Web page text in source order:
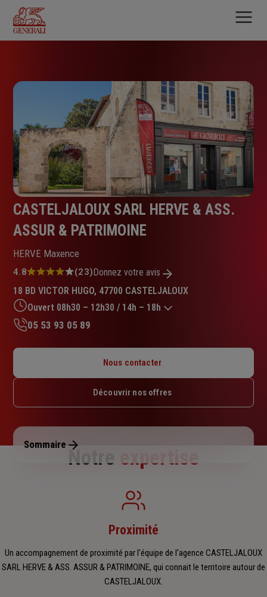
contenu
principal
CASTELJALOUX SARL HERVE & ASS.
ASSUR & PATRIMOINE
HERVE Maxence
Note
4.8
sur
5
étoiles
4.8 (23)Donnez votre avis
18 BD VICTOR HUGO, 47700 CASTELJALOUX
Ouvert 08h30 – 12h30 / 14h – 18h
Mardi : 08h30 – 12h30 / 14h – 18h
Jeudi : 08h30 – 12h30 / 14h – 18h
Dimanche : Fermé
05 53 93 05 89
Nous contacter
Découvrir nos offres
Sommaire
Notre expertise
Proximité
Un accompagnement de proximité par l'équipe de l'agence CASTELJALOUX
SARL HERVE & ASS. ASSUR & PATRIMOINE, qui connait le territoire autour de
CASTELJALOUX.